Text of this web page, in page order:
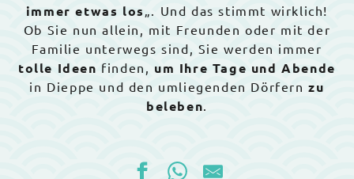
immer etwas los „. Und das stimmt wirklich!
Ob Sie nun allein, mit Freunden oder mit der
Familie unterwegs sind, Sie werden immer
tolle Ideen finden, um Ihre Tage und Abende
in Dieppe und den umliegenden Dörfernzu
beleben.